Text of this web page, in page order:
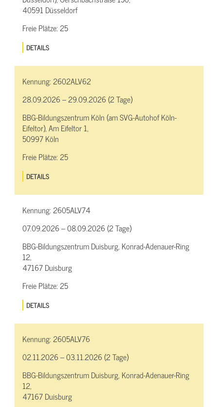
40591 Düsseldorf
Freie Plätze:25
DETAILS
Kennung:2602ALV62
28.09.2026 – 29.09.2026 (2 Tage)
BBG-Bildungszentrum Köln (am SVG-Autohof Köln-
Eifeltor), Am Eifeltor 1,
50997 Köln
Freie Plätze:25
DETAILS
Kennung:2605ALV74
07.09.2026 – 08.09.2026 (2 Tage)
BBG-Bildungszentrum Duisburg, Konrad-Adenauer-Ring
12,
47167 Duisburg
Freie Plätze:25
DETAILS
Kennung:2605ALV76
02.11.2026 – 03.11.2026 (2 Tage)
BBG-Bildungszentrum Duisburg, Konrad-Adenauer-Ring
12,
47167 Duisburg